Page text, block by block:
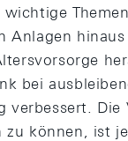
Anlagen
bei
Die
können, ist